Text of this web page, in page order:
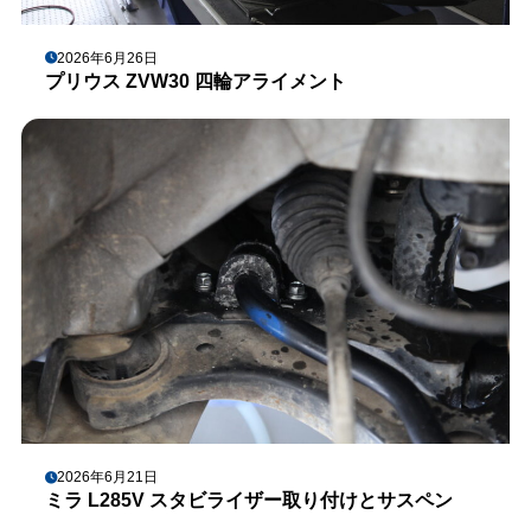
2026年6月26日
プリウス ZVW30 四輪アライメント
2026年6月21日
ミラ L285V スタビライザー取り付けとサスペン